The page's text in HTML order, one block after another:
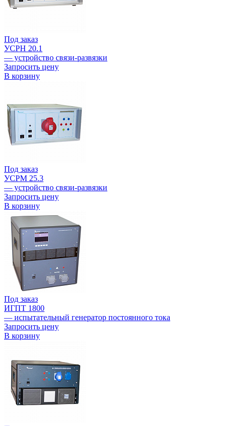
Под заказ
УСРН 20.1
— устройство связи-развязки
Запросить цену
В корзину
Под заказ
УСРМ 25.3
— устройство связи-развязки
Запросить цену
В корзину
Под заказ
ИГПТ 1800
— испытательный генератор постоянного тока
Запросить цену
В корзину